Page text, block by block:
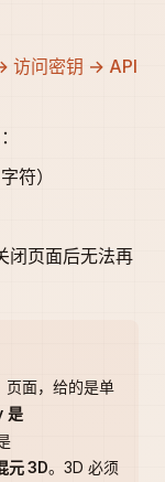
访问密钥 → API
符）
页面后无法再
页面，给的是单
是
元 3D。3D 必须